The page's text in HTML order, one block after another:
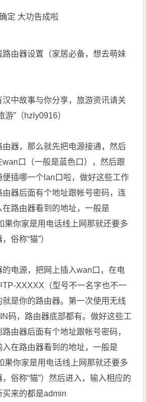
定 大功告成啦
路由器设置（家居必备，想去萌妹
中故事与你分享，旅游资讯请关
游”（hzly0916）
器，那么就先把电源接通，然后
口（一般是蓝色口），然后跟
便插哪一个lan口啦，做好这些工作
器后面有个地址跟帐号密码，连
路由器看到的地址，一般是
果你家是用电话线上网那就还要多
俗称“猫”）
电源，把网上插入wan口，在电
TP-XXXXX（型号不一名字也不一
是你的路由器。第一次使用无线
码，路由器底部都有。做好这些工
由器后面有个地址跟帐号密码，
在路由器看到的地址，一般是
果你家是用电话线上网那就还要多
俗称“猫”）然后进入，输入相应的
来的都是admin